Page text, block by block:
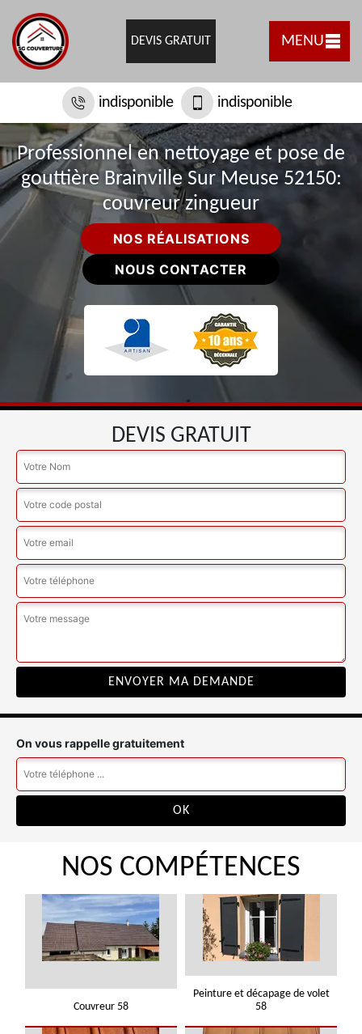
DEVIS GRATUIT MENU
indisponible indisponible
Professionnel en nettoyage et pose de
gouttière Brainville Sur Meuse 52150:
couvreur zingueur
NOS RÉALISATIONS
NOUS CONTACTER
DEVIS GRATUIT
On vous rappelle gratuitement
NOS COMPÉTENCES
Couvreur 58
Peinture et décapage de volet
58